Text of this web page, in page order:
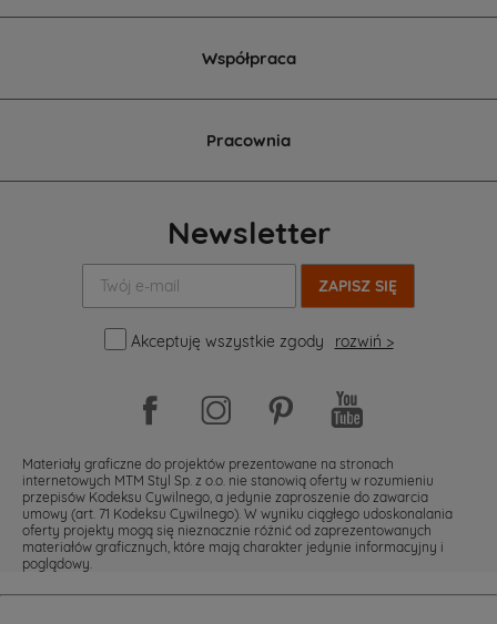
Współpraca
Pracownia
Newsletter
mail:
Akceptuję wszystkie zgody
rozwiń >
Materiały graficzne do projektów prezentowane na stronach
internetowych MTM Styl Sp. z o.o. nie stanowią oferty w rozumieniu
przepisów Kodeksu Cywilnego, a jedynie zaproszenie do zawarcia
umowy (art. 71 Kodeksu Cywilnego). W wyniku ciągłego udoskonalania
oferty projekty mogą się nieznacznie różnić od zaprezentowanych
materiałów graficznych, które mają charakter jedynie informacyjny i
poglądowy.